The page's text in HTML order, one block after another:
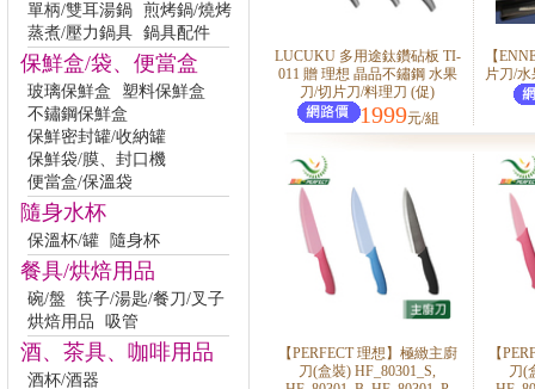
單柄/雙耳湯鍋 煎烤鍋/燒烤
蒸煮/壓力鍋具 鍋具配件
保鮮盒/袋、便當盒
玻璃保鮮盒
塑料保鮮盒
不鏽鋼保鮮盒
保鮮密封罐/收納罐
保鮮袋/膜、封口機
便當盒/保溫袋
隨身水杯
保溫杯/罐 隨身杯
餐具/烘焙用品
碗/盤
筷子/湯匙/餐刀/叉子
烘焙用品
吸管
酒、茶具、咖啡用品
酒杯/酒器
LUCUKU 多用途鈦鑽砧板 TI-
011 贈 理想 晶品不鏽鋼 水果
刀/切片刀/料理刀 (促)
1999元/組
【
片刀/
【PERFECT 理想】極緻主廚
刀(盒裝) HF_80301_S,
【
刀(